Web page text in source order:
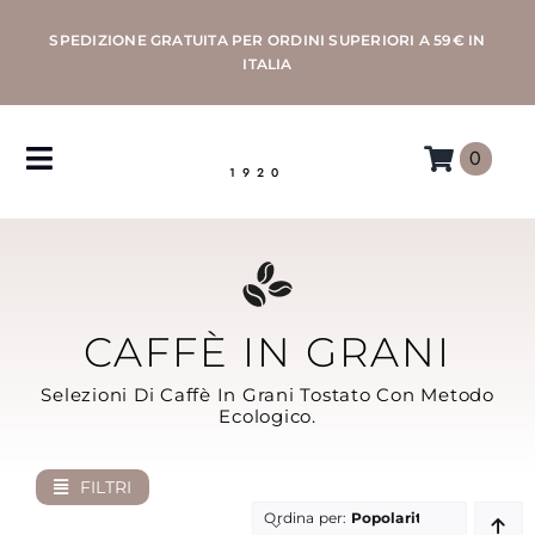
SPEDIZIONE GRATUITA PER ORDINI SUPERIORI A 59€ IN
ITALIA
1920
Toggle
Navigation
MORETTINO
0
CAFFÈ IN GRANI
Selezioni Di Caffè In Grani Tostato Con Metodo
Ecologico.
FILTRI
Ordina per: Popolarità